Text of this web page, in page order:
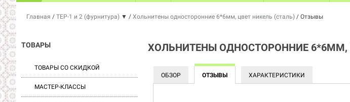
Главная / ТЕР-1 и 2 (фурнитура) ▼ / Хольнитены односторонние 6*6мм, цвет никель (сталь) / Отзывы
ТОВАРЫ
ТОВАРЫ СО СКИДКОЙ
МАСТЕР-КЛАССЫ
ХОЛЬНИТЕНЫ ОДНОСТОРОННИЕ 6*6ММ,
ОБЗОР ОТЗЫВЫ ХАРАКТЕРИСТИКИ